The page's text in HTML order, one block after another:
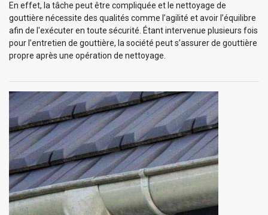
En effet, la tâche peut être compliquée et le nettoyage de
gouttière nécessite des qualités comme l’agilité et avoir l’équilibre
afin de l'exécuter en toute sécurité. Étant intervenue plusieurs fois
pour l’entretien de gouttière, la société peut s’assurer de gouttière
propre après une opération de nettoyage.